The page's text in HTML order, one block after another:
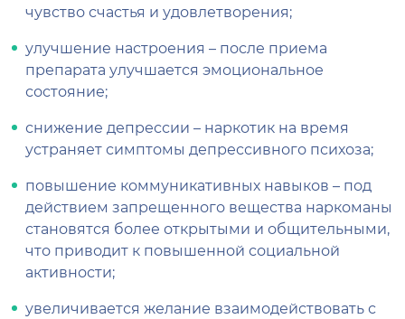
чувство счастья и удовлетворения;
улучшение настроения – после приема
препарата улучшается эмоциональное
состояние;
снижение депрессии – наркотик на время
устраняет симптомы депрессивного психоза;
повышение коммуникативных навыков – под
действием запрещенного вещества наркоманы
становятся более открытыми и общительными,
что приводит к повышенной социальной
активности;
увеличивается желание взаимодействовать с